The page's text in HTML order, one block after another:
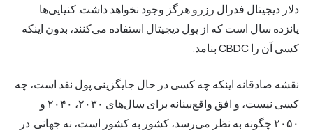
دلار دیجیتال فدرال رزرو هرگز وجود نخواهد داشت. کنیایی‌ها
پانزده سال است که از پول دیجیتال استفاده می‌کنند، بدون اینکه
کسی آن را CBDC بنامد.
نقشه صادقانه اینکه چه کسی در حال جایگزینی پول نقد است، چه
کسی نیست، و افق واقع‌بینانه برای سال‌های ۲۰۳۰، ۲۰۴۰ و
۲۰۵۰ چگونه به نظر می‌رسد، کشور به کشور است، نه جهانی. در